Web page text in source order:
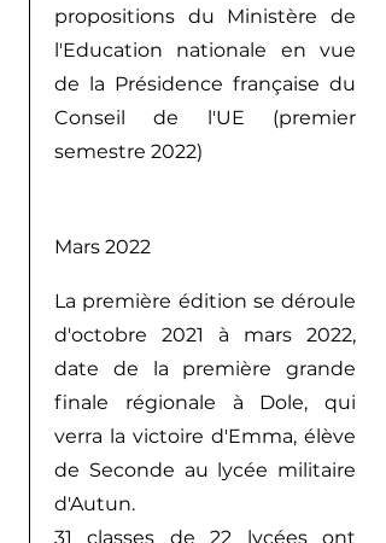
propositions du Ministère de
l'Education nationale en vue
de la Présidence française du
Conseil de l'UE (premier
semestre 2022)
Mars 2022
La première édition se déroule
d'octobre 2021 à mars 2022,
date de la première grande
finale régionale à Dole, qui
verra la victoire d'Emma, élève
de Seconde au lycée militaire
d'Autun.
31 classes de 22 lycées ont